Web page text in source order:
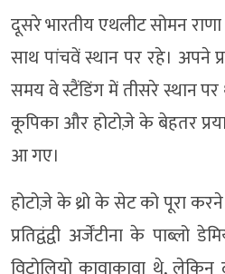
दूसरे भारतीय एथलीट सोमन राणा
साथ पांचवें स्थान पर रहे। अपने
समय वे स्टैंडिंग में तीसरे स्थान
कूपिका और होटोज़े के बेहतर
आ गए।
होटोज़े के थ्रो के सेट को पूरा
प्रतिद्वंद्वी अर्जेंटीना के